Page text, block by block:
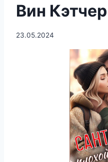
Вин Кэтчер
23.05.2024